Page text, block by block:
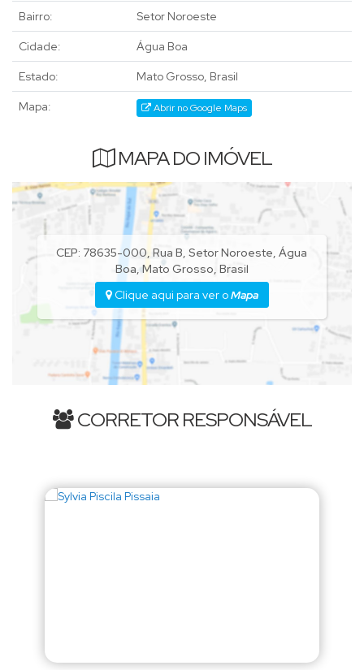
Bairro: Setor Noroeste
Cidade: Água Boa
Estado: Mato Grosso, Brasil
Mapa: Abrir no Google Maps
MAPA DO IMÓVEL
CEP: 78635-000,Rua B,Setor Noroeste,Água
Boa,Mato Grosso, Brasil
Clique aqui para ver oMapa
CORRETOR RESPONSÁVEL